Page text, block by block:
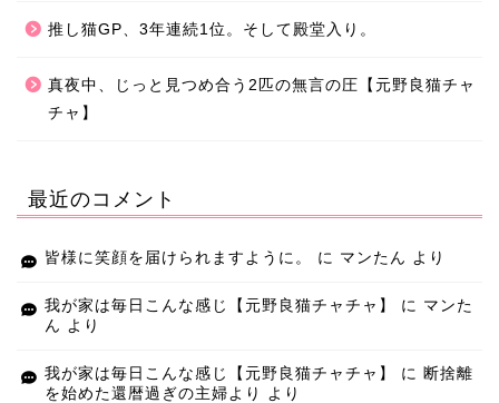
推し猫GP、3年連続1位。そして殿堂入り。
真夜中、じっと見つめ合う2匹の無言の圧【元野良猫チャ
チャ】
最近のコメント
皆様に笑顔を届けられますように。 に マンたん より
我が家は毎日こんな感じ【元野良猫チャチャ】 に マンた
ん より
我が家は毎日こんな感じ【元野良猫チャチャ】 に 断捨離
を始めた還暦過ぎの主婦より
より